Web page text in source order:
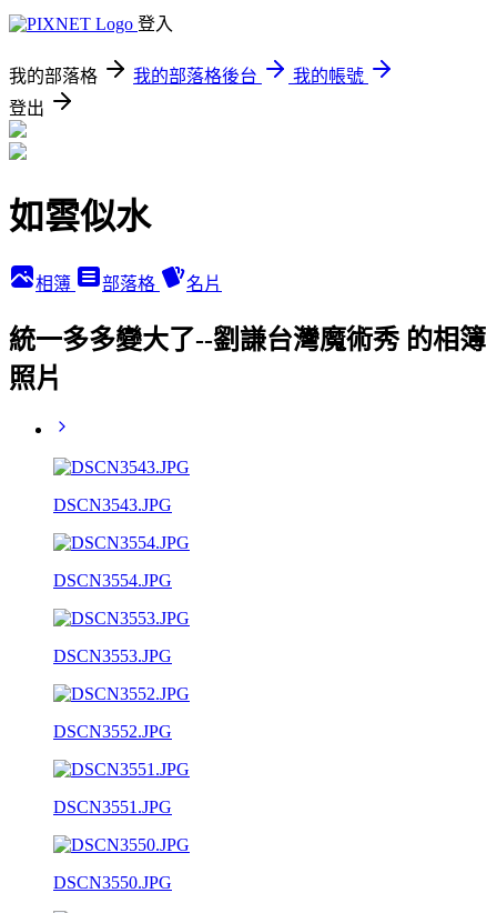
登入
我的部落格 我的部落格後台
我的帳號
登出
如雲似水
相簿 部落格 名片
統一多多變大了--劉謙台灣魔術秀 的相簿
照片
DSCN3543.JPG
DSCN3554.JPG
DSCN3553.JPG
DSCN3552.JPG
DSCN3551.JPG
DSCN3550.JPG